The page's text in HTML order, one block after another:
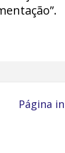
Página